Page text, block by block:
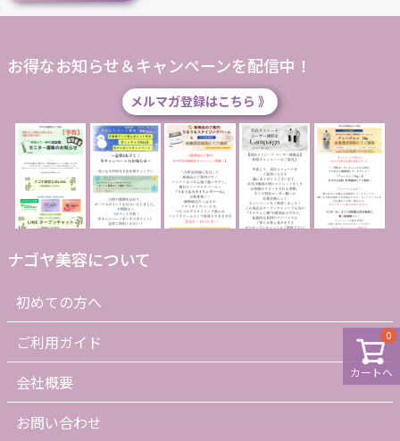
カートへ
0
お得なお知らせ＆キャンペーンを配信中！
メルマガ登録はこちら 》
ナゴヤ美容について
初めての方へ
ご利用ガイド
会社概要
お問い合わせ